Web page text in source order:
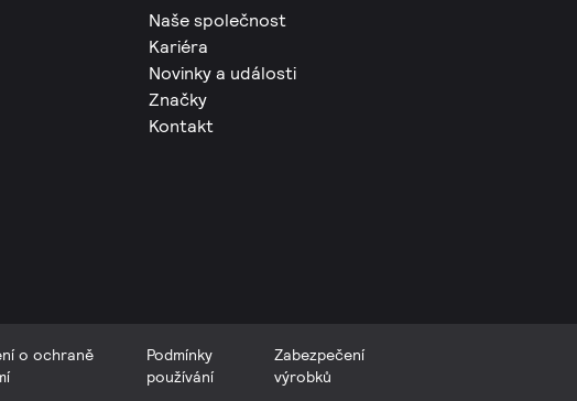
Naše společnost
Kariéra
Novinky a události
Značky
Kontakt
o ochraně
Podmínky
používání
Zabezpečení
výrobků